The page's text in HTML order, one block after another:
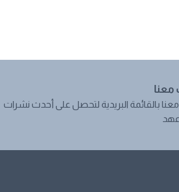
معنا
بالقائمة البريدية لتحصل على أحدث نشرات